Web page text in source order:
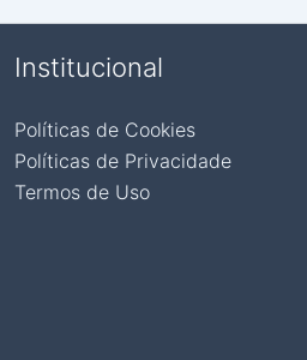
Institucional
Políticas de Cookies
Políticas de Privacidade
Termos de Uso